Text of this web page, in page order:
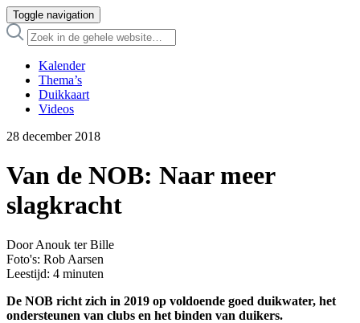
Toggle navigation
Kalender
Thema’s
Duikkaart
Videos
28 december 2018
Van de NOB: Naar meer
slagkracht
Door Anouk ter Bille
Foto's: Rob Aarsen
Leestijd: 4 minuten
De NOB richt zich in 2019 op voldoende goed duikwater, het
ondersteunen van clubs en het binden van duikers.